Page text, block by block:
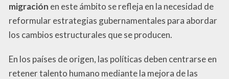
migración en este ámbito se refleja en la necesidad de
reformular estrategias gubernamentales para abordar
los cambios estructurales que se producen.
En los países de origen, las políticas deben centrarse en
retener talento humano mediante la mejora de las